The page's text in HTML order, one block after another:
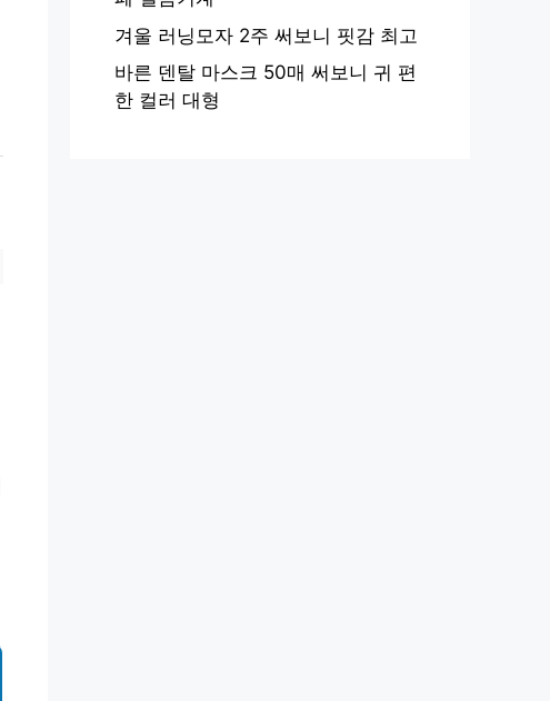
겨울 러닝모자 2주 써보니 핏감 최고
바른 덴탈 마스크 50매 써보니 귀 편
한 컬러 대형